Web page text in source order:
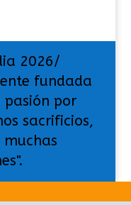
2026/
fundada
pasión por
sacrificios,